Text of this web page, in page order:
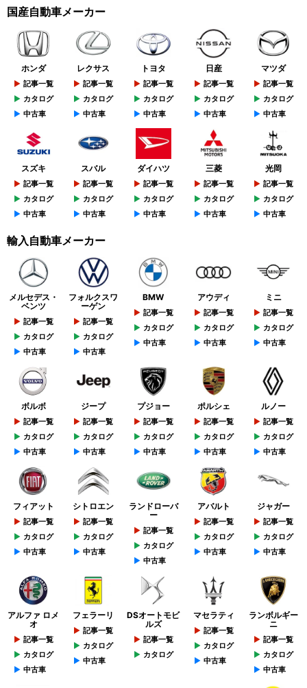
国産自動車メーカー
ホンダ
記事一覧
カタログ
中古車
レクサス
記事一覧
カタログ
中古車
トヨタ
記事一覧
カタログ
中古車
日産
記事一覧
カタログ
中古車
マツダ
記事一覧
カタログ
中古車
スズキ
記事一覧
カタログ
中古車
スバル
記事一覧
カタログ
中古車
ダイハツ
記事一覧
カタログ
中古車
三菱
記事一覧
カタログ
中古車
光岡
記事一覧
カタログ
中古車
輸入自動車メーカー
メルセデス・
ベンツ
記事一覧
カタログ
中古車
フォルクスワ
ーゲン
記事一覧
カタログ
中古車
BMW
記事一覧
カタログ
中古車
アウディ
記事一覧
カタログ
中古車
ミニ
記事一覧
カタログ
中古車
ボルボ
記事一覧
カタログ
中古車
ジープ
記事一覧
カタログ
中古車
プジョー
記事一覧
カタログ
中古車
ポルシェ
記事一覧
カタログ
中古車
ルノー
記事一覧
カタログ
中古車
フィアット
記事一覧
カタログ
中古車
シトロエン
記事一覧
カタログ
中古車
ランドローバ
ー
記事一覧
カタログ
中古車
アバルト
記事一覧
カタログ
中古車
ジャガー
記事一覧
カタログ
中古車
アルファ ロメ
オ
記事一覧
カタログ
中古車
フェラーリ
記事一覧
カタログ
中古車
DSオートモビ
ルズ
記事一覧
カタログ
マセラティ
記事一覧
カタログ
中古車
ランボルギー
ニ
記事一覧
カタログ
中古車